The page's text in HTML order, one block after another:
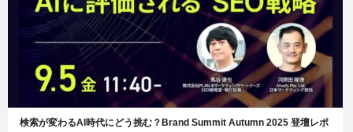
検索が変わるAI時代にどう挑む？Brand Summit Autumn 2025 登壇レポ